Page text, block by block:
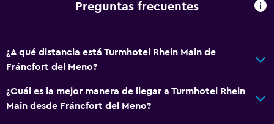
Preguntas frecuentes
¿A qué distancia está Turmhotel Rhein Main de
Fráncfort del Meno?
¿Cuál es la mejor manera de llegar a Turmhotel Rhein
Main desde Fráncfort del Meno?